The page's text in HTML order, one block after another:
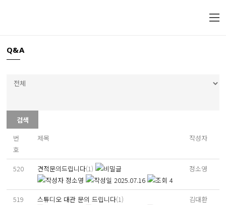
Q&A
검색
번
호
제목 작성자
520 견적문의드립니다(1)
정소영
2025.07.16 4
정소영
519 스튜디오 대관 문의 드립니다(1)
김대환